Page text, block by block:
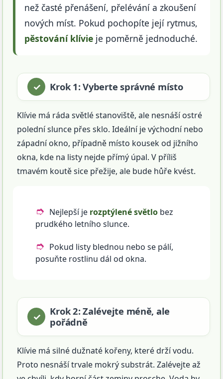
než časté přenášení, přelévání a zkoušení
nových míst. Pokud pochopíte její rytmus,
pěstování klívie je poměrně jednoduché.
Krok 1: Vyberte správné místo
Klívie má ráda světlé stanoviště, ale nesnáší ostré
polední slunce přes sklo. Ideální je východní nebo
západní okno, případně místo kousek od jižního
okna, kde na listy nejde přímý úpal. V příliš
tmavém koutě sice přežije, ale bude hůře kvést.
Nejlepší je rozptýlené světlo bez
prudkého letního slunce.
Pokud listy blednou nebo se pálí,
posuňte rostlinu dál od okna.
Krok 2: Zalévejte méně, ale
pořádně
Klívie má silné dužnaté kořeny, které drží vodu.
Proto nesnáší trvale mokrý substrát. Zalévejte až